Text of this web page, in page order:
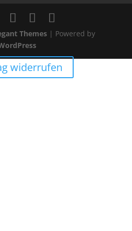
Themes| Powered by
widerrufen